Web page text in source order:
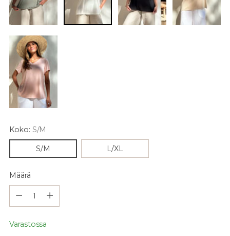
Koko: S/M
S/M L/XL
Määrä
Varastossa